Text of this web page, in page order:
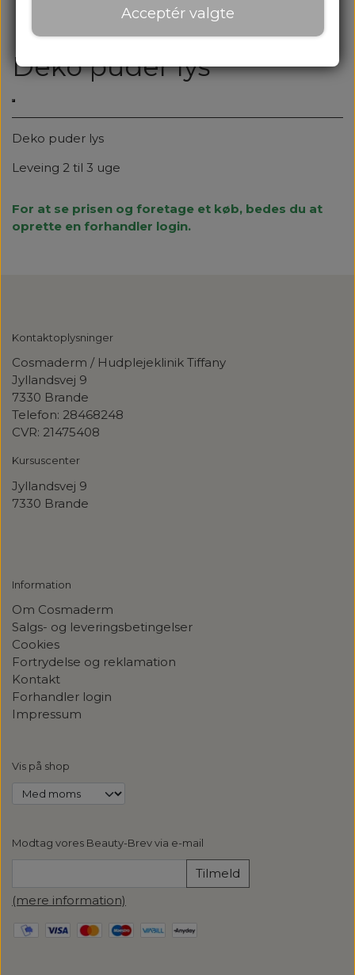
Deko puder lys
Deko puder lys
Leveing 2 til 3 uge
For at se prisen og foretage et køb, bedes du at
oprette en forhandler login.
Kontaktoplysninger
Cosmaderm / Hudplejeklinik Tiffany
Jyllandsvej 9
7330 Brande
Telefon: 28468248
CVR: 21475408
Kursuscenter
Jyllandsvej 9
7330 Brande
Information
Om Cosmaderm
Salgs- og leveringsbetingelser
Cookies
Fortrydelse og reklamation
Kontakt
Forhandler login
Impressum
Vis på shop
Modtag vores Beauty-Brev via e-mail
Tilmeld
(mere information)
Acceptér valgte